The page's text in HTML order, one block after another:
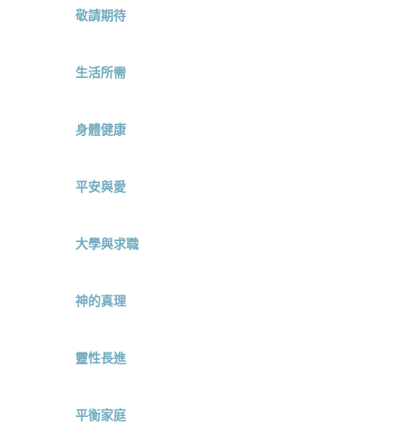
敬請期待
生活所需
身體健康
平安與愛
大學與求職
神的真理
靈性長進
平衡家庭